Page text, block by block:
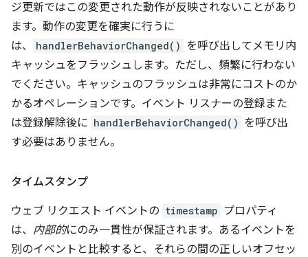
ジ更新ではこの変更された動作が反映されないことがあり
ます。動作の変更を確実に行うに
は、
handlerBehaviorChanged() を呼び出してメモリ内
キャッシュをフラッシュします。ただし、頻繁に行わない
でください。キャッシュのフラッシュは非常にコストのか
かるオペレーションです。イベント リスナーの登録また
は登録解除後に handlerBehaviorChanged() を呼び出
す必要はありません。
タイムスタンプ
ウェブ リクエスト イベントの timestamp プロパティ
は、 内部的にのみ一貫性が保証されます。あるイベントを
別のイベントと比較すると、それらの間の正しいオフセッ